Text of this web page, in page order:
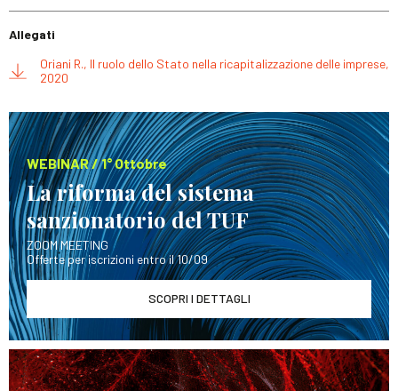
Allegati
Oriani R., Il ruolo dello Stato nella ricapitalizzazione delle imprese,
2020
WEBINAR / 1° Ottobre
La riforma del sistema
sanzionatorio del TUF
ZOOM MEETING
Offerte per iscrizioni entro il 10/09
SCOPRI I DETTAGLI